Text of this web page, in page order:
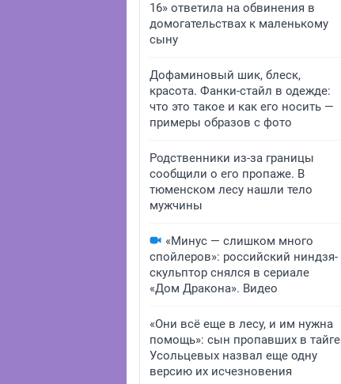
16» ответила на обвинения в
домогательствах к маленькому
сыну
Дофаминовый шик, блеск,
красота. Фанки-стайл в одежде:
что это такое и как его носить —
примеры образов с фото
Родственники из-за границы
сообщили о его пропаже. В
тюменском лесу нашли тело
мужчины
«Минус — слишком много
спойлеров»: российский ниндзя-
скульптор снялся в сериале
«Дом Дракона». Видео
«Они всё еще в лесу, и им нужна
помощь»: сын пропавших в тайге
Усольцевых назвал еще одну
версию их исчезновения